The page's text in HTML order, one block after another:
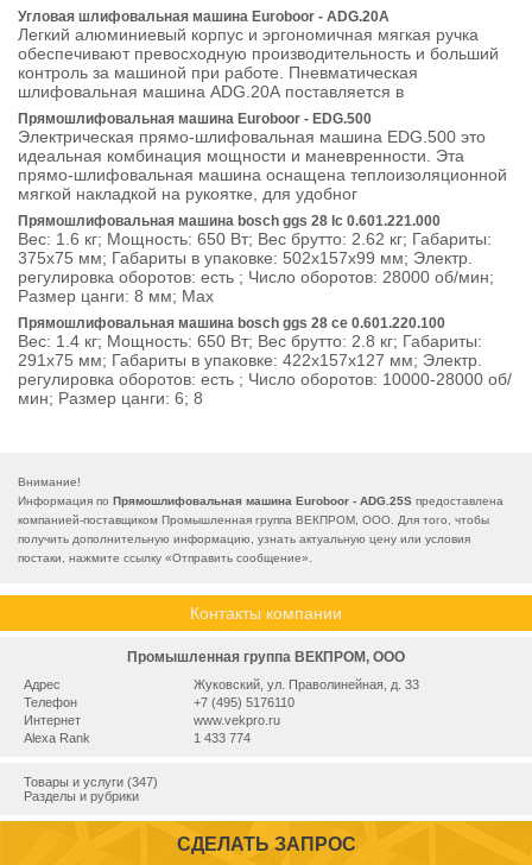
Угловая шлифовальная машина Euroboor - ADG.20A
Легкий алюминиевый корпус и эргономичная мягкая ручка
обеспечивают превосходную производительность и больший
контроль за машиной при работе. Пневматическая
шлифовальная машина ADG.20А поставляется в
Прямошлифовальная машина Euroboor - EDG.500
Электрическая прямо-шлифовальная машина EDG.500 это
идеальная комбинация мощности и маневренности. Эта
прямо-шлифовальная машина оснащена теплоизоляционной
мягкой накладкой на рукоятке, для удобног
Прямошлифовальная машина bosch ggs 28 lc 0.601.221.000
Вес: 1.6 кг; Мощность: 650 Вт; Вес брутто: 2.62 кг; Габариты:
375х75 мм; Габариты в упаковке: 502x157x99 мм; Электр.
регулировка оборотов: есть ; Число оборотов: 28000 об/мин;
Размер цанги: 8 мм; Max
Прямошлифовальная машина bosch ggs 28 ce 0.601.220.100
Вес: 1.4 кг; Мощность: 650 Вт; Вес брутто: 2.8 кг; Габариты:
291х75 мм; Габариты в упаковке: 422x157x127 мм; Электр.
регулировка оборотов: есть ; Число оборотов: 10000-28000 об/
мин; Размер цанги: 6; 8
Внимание!
Информация по Прямошлифовальная машина Euroboor - ADG.25S предоставлена
компанией-поставщиком Промышленная группа ВЕКПРОМ, ООО. Для того, чтобы
получить дополнительную информацию, узнать актуальную цену или условия
постаки, нажмите ссылку «Отправить сообщение».
Контакты компании
Промышленная группа ВЕКПРОМ, ООО
Адрес
Жуковский, ул. Праволинейная, д. 33
Телефон
+7 (495) 5176110
Интернет
www.vekpro.ru
Alexa Rank
1 433 774
Товары и услуги (347)
Разделы и рубрики
СДЕЛАТЬ ЗАПРОС